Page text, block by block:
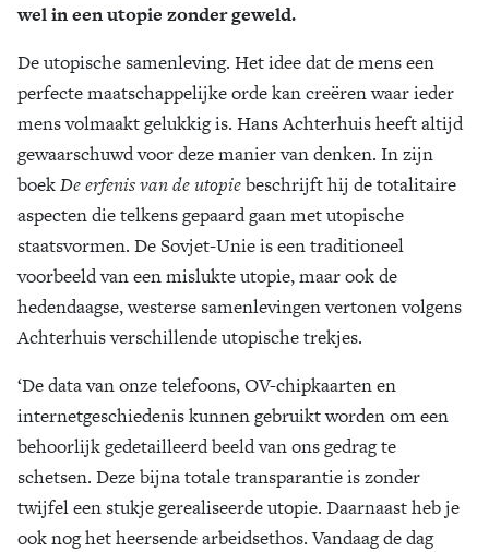
wel in een utopie zonder geweld.
De utopische samenleving. Het idee dat de mens een
perfecte maatschappelijke orde kan creëren waar ieder
mens volmaakt gelukkig is. Hans Achterhuis heeft altijd
gewaarschuwd voor deze manier van denken. In zijn
boekDe erfenis van de utopiebeschrijft hij de totalitaire
aspecten die telkens gepaard gaan met utopische
staatsvormen. De Sovjet-Unie is een traditioneel
voorbeeld van een mislukte utopie, maar ook de
hedendaagse, westerse samenlevingen vertonen volgens
Achterhuis verschillende utopische trekjes.
‘De data van onze telefoons, OV-chipkaarten en
internetgeschiedenis kunnen gebruikt worden om een
behoorlijk gedetailleerd beeld van ons gedrag te
schetsen. Deze bijna totale transparantie is zonder
twijfel een stukje gerealiseerde utopie. Daarnaast heb je
ook nog het heersende arbeidsethos. Vandaag de dag